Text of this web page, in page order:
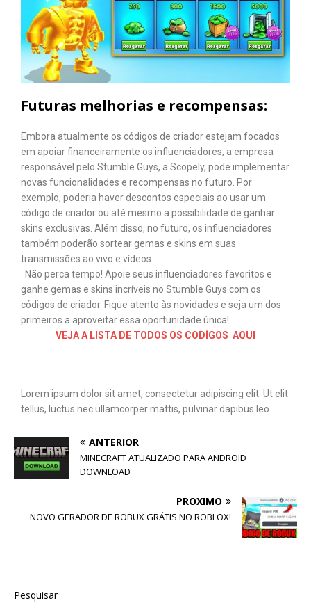
Futuras melhorias e recompensas:
Embora atualmente os códigos de criador estejam focados
em apoiar financeiramente os influenciadores, a empresa
responsável pelo Stumble Guys, a Scopely, pode implementar
novas funcionalidades e recompensas no futuro. Por
exemplo, poderia haver descontos especiais ao usar um
código de criador ou até mesmo a possibilidade de ganhar
skins exclusivas. Além disso, no futuro, os influenciadores
também poderão sortear gemas e skins em suas
transmissões ao vivo e vídeos.
Não perca tempo! Apoie seus influenciadores favoritos e
ganhe gemas e skins incríveis no Stumble Guys com os
códigos de criador. Fique atento às novidades e seja um dos
primeiros a aproveitar essa oportunidade única!
VEJA A LISTA DE TODOS OS CODÍGOS AQUI
Lorem ipsum dolor sit amet, consectetur adipiscing elit. Ut elit
tellus, luctus nec ullamcorper mattis, pulvinar dapibus leo.
ANTERIOR
MINECRAFT ATUALIZADO PARA ANDROID
DOWNLOAD
PRÓXIMO
NOVO GERADOR DE ROBUX GRÁTIS NO ROBLOX!
Pesquisar